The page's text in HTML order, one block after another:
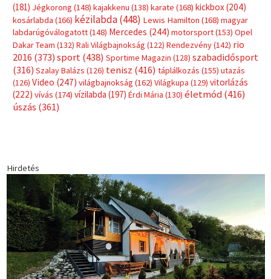
Címkék
(181)Jégkorong(148)kajakkenu(138)karate(168)kickbox(204)
kosárlabda(166) kézilabda(448) Lewis Hamilton
labdarúgóválogatott(148) Mercedes(244)
Dakar Team(132)Rali Világbajnokság(122) Rendezvény
rio
2016(373) sport(438) Sportime Magazin(128)szabadidősport
(316)Szalay Balázs(126)tenisz(416)táplálkozás (155)utazás
(126)Video (247)világbajnokság(162) Világkupa(129)vitorlázás
(222)vívás(174)vízilabda(197)Érdi Mária(130)életmód(416)
úszás(361)